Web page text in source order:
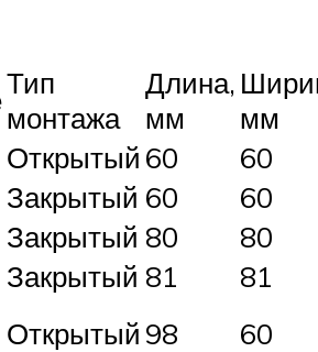
Тип
монтажа
Длина,
мм
мм
Открытый 60
60
Закрытый 60
60
Закрытый 80
80
Закрытый 81
81
Открытый 98 60